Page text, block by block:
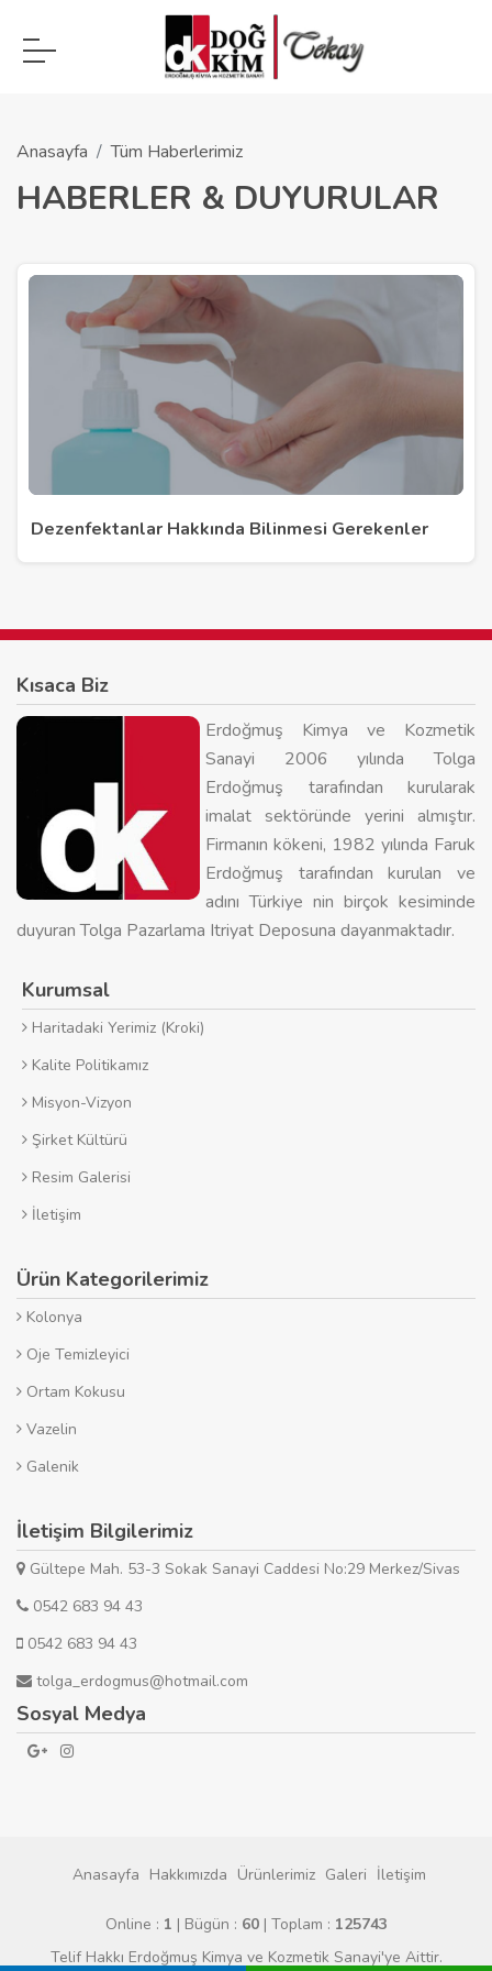
Anasayfa Tüm Haberlerimiz
HABERLER & DUYURULAR
Dezenfektanlar Hakkında Bilinmesi Gerekenler
Kısaca Biz
Erdoğmuş Kimya ve Kozmetik
Sanayi 2006 yılında Tolga
Erdoğmuş tarafından kurularak
imalat sektöründe yerini almıştır.
Firmanın kökeni, 1982 yılında Faruk
Erdoğmuş tarafından kurulan ve
adını Türkiye nin birçok kesiminde
duyuran Tolga Pazarlama Itriyat Deposuna dayanmaktadır.
Kurumsal
Haritadaki Yerimiz (Kroki)
Kalite Politikamız
Misyon-Vizyon
Şirket Kültürü
Resim Galerisi
İletişim
Ürün Kategorilerimiz
Kolonya
Oje Temizleyici
Ortam Kokusu
Vazelin
Galenik
İletişim Bilgilerimiz
Gültepe Mah. 53-3 Sokak Sanayi Caddesi No:29 Merkez/Sivas
0542 683 94 43
0542 683 94 43
tolga_erdogmus@hotmail.com
Sosyal Medya
Anasayfa Hakkımızda Ürünlerimiz Galeri İletişim
Online : 1 | Bügün : 60 | Toplam : 125743
Telif Hakkı Erdoğmuş Kimya ve Kozmetik Sanayi'ye Aittir.